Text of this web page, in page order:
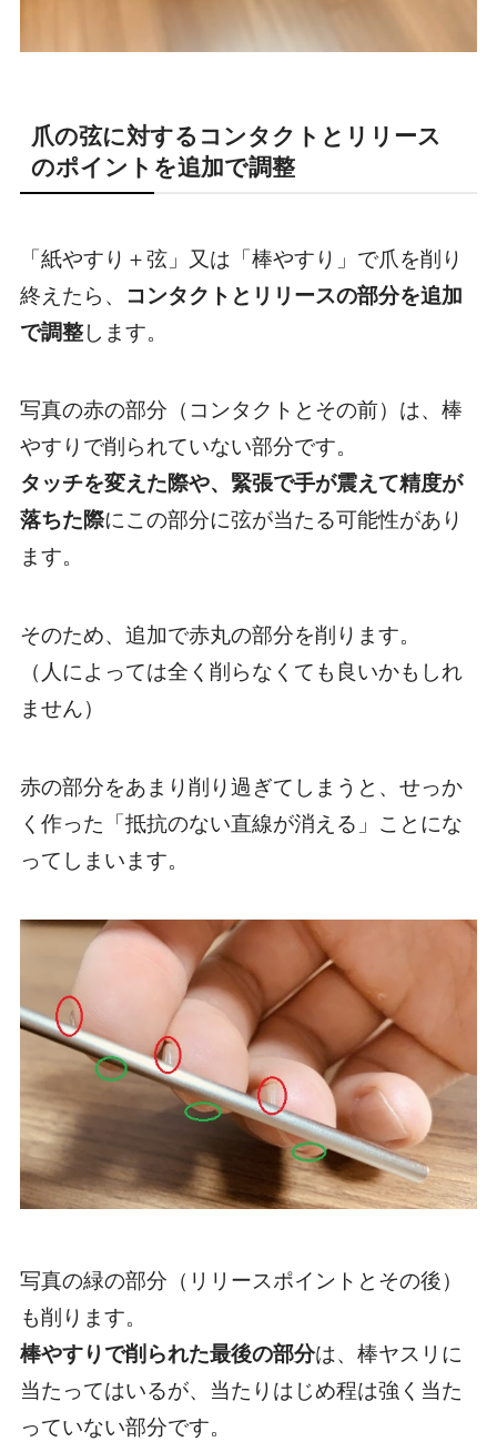
爪の弦に対するコンタクトとリリース
のポイントを追加で調整
「紙やすり＋弦」又は「棒やすり」で爪を削り
終えたら、 コンタクトとリリースの部分を追加
で調整します。
写真の赤の部分（コンタクトとその前）は、棒
やすりで削られていない部分です。
タッチを変えた際や、緊張で手が震えて精度が
落ちた際にこの部分に弦が当たる可能性があり
ます。
そのため、追加で赤丸の部分を削ります。
（人によっては全く削らなくても良いかもしれ
ません）
赤の部分をあまり削り過ぎてしまうと、せっか
く作った「抵抗のない直線が消える」ことにな
ってしまいます。
写真の緑の部分（リリースポイントとその後）
も削ります。
棒やすりで削られた最後の部分は、棒ヤスリに
当たってはいるが、当たりはじめ程は強く当た
っていない部分です。